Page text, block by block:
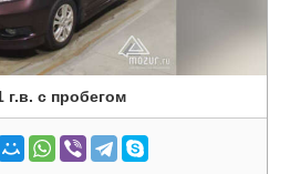
г.в. с пробегом